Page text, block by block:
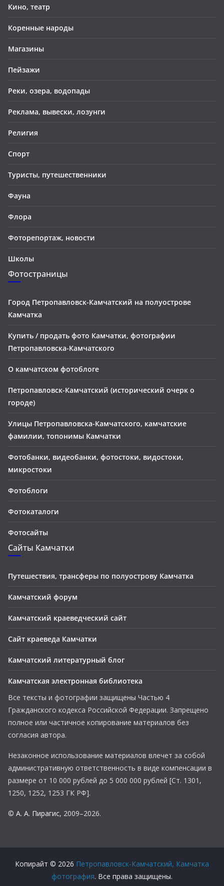
Кино, театр
Коренные народы
Магазины
Пейзажи
Реки, озера, водопады
Реклама, вывески, лозунги
Религия
Спорт
Туристы, путешественники
Фауна
Флора
Фоторепортаж, новости
Школы
Фотостраницы
Город Петропавловск-Камчатский на полуострове
Камчатка
Купить / продать фото Камчатки, фотографии
Петропавловска-Камчатского
О камчатском фотоблоге
Петропавловск-Камчатский (исторический очерк о
городе)
Улицы Петропавловска-Камчатского, камчатские
фамилии, топонимы Камчатки
Фотобанки, видеобанки, фотостоки, видостоки,
микростоки
Фотоблоги
Фотокаталоги
Фотосайты
Сайты Камчатки
Путешествия, трансферы по полуострову Камчатка
Камчатский форум
Камчатский краеведческий сайт
Сайт краеведа Камчатки
Камчатский литературный блог
Камчатская электронная библиотека
Все тексты и фотографии защищены Частью 4
Гражданского кодекса Российской Федерации. Запрещено
полное или частичное копирование материалов без
согласия автора.
Незаконное использование материалов влечет за собой
административную ответственность в виде компенсации в
размере от 10 000 рублей до 5 000 000 рублей [Ст. 1301,
1250, 1252, 1253 ГК РФ].
© А. А. Пирагис, 2009–2026.
Копирайт © 2026 Петропавловск-Камчатский, Камчатка
фотография. Все права защищены.